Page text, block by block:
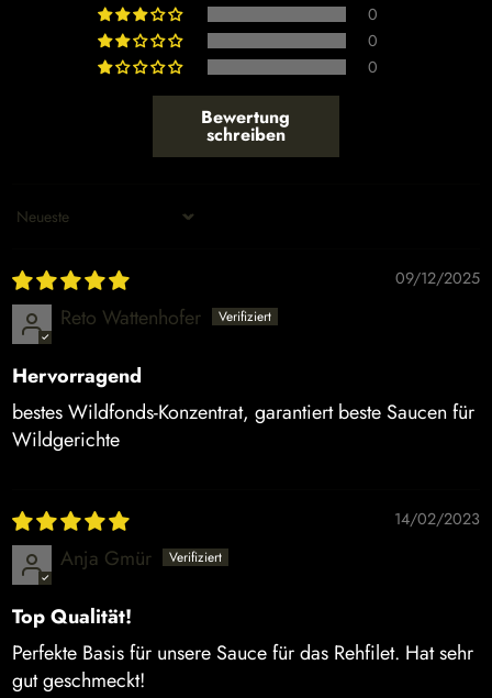
0
0
0
Bewertung
schreiben
Sort by
09/12/2025
Reto Wattenhofer
Hervorragend
bestes Wildfonds-Konzentrat, garantiert beste Saucen für
Wildgerichte
14/02/2023
Anja Gmür
Top Qualität!
Perfekte Basis für unsere Sauce für das Rehfilet. Hat sehr
gut geschmeckt!